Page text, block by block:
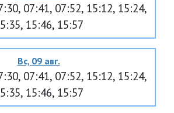
07:41, 07:52, 15:12, 15:24,
15:46, 15:57
Вс, 09 авг.
07:41, 07:52, 15:12, 15:24,
15:46, 15:57